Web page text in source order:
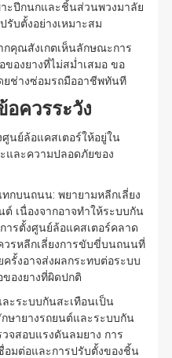
ะปีกนกและชิ้นส่วนพวงมาลัย
รับตั้งอย่างเหมาะสม
กคุณสังเกตเห็นลักษณะการ
องยางที่ไม่สม่ำเสมอ ขอ
ยช่างซ่อมรถมืออาชีพทันที
ควรระวัง
ศูนย์ล้อแคสเตอร์ให้อยู่ใน
และความปลอดภัยของ
กบนถนน: พยายามหลีกเลี่ยง
เนื่องจากอาจทำให้ระบบกัน
ารตั้งศูนย์ล้อแคสเตอร์คลาด
วรหลีกเลี่ยงการขับขี่บนถนนที่
รั้งอาจส่งผลกระทบต่อระบบ
องยางที่ผิดปกติ
ะระบบกันสะเทือนเป็น
ษายางรถยนต์และระบบกัน
จสอบแรงดันลมยาง การ
อมต่อและการปรับตั้งของชิ้น